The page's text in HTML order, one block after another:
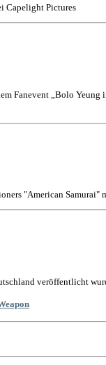
Capelight Pictures
Fanevent „Bolo
"American
veröffentlicht